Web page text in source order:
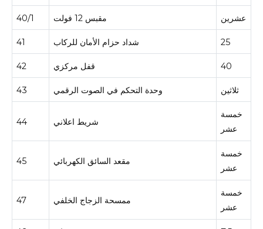
40/1 مقبس 12 فولت عشرين
41 شداد حزام الأمان للركاب 25
42 قفل مركزي 40
43 وحدة التحكم في الصوت الرقمي ثلاثين
44 شريط اعلاني
خمسة
عشر
45 مقعد السائق الكهربائي
خمسة
عشر
47 ممسحة الزجاج الخلفي
خمسة
عشر